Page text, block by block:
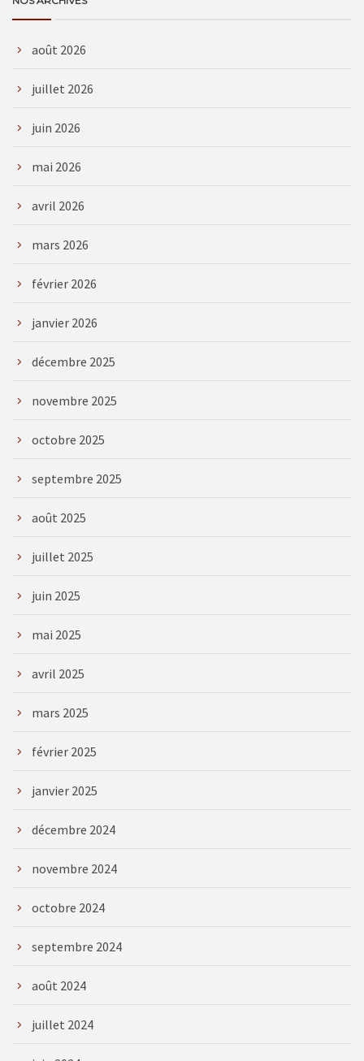
août 2026
juillet 2026
juin 2026
mai 2026
avril 2026
mars 2026
février 2026
janvier 2026
décembre 2025
novembre 2025
octobre 2025
septembre 2025
août 2025
juillet 2025
juin 2025
mai 2025
avril 2025
mars 2025
février 2025
janvier 2025
décembre 2024
novembre 2024
octobre 2024
septembre 2024
août 2024
juillet 2024